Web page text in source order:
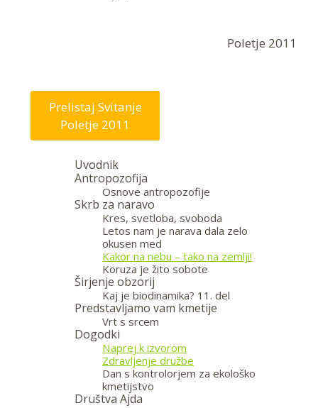
Poletje 2011
Prelistaj Svitanje
Poletje 2011
Uvodnik
Antropozofija
Osnove antropozofije
Skrb za naravo
Kres, svetloba, svoboda
Letos nam je narava dala zelo
okusen med
Kakor na nebu – tako na zemlji!
Koruza je žito sobote
Širjenje obzorij
Kaj je biodinamika? 11. del
Predstavljamo vam kmetije
Vrt s srcem
Dogodki
Naprej k izvorom
Zdravljenje družbe
Dan s kontrolorjem za ekološko
kmetijstvo
Društva Ajda